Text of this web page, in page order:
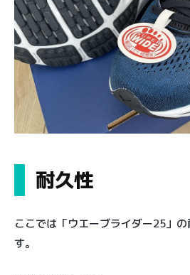
耐久性
ここでは「ウエーブライダー25」
す。